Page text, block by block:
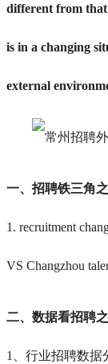
different from
is in a changing
external
一、招聘铁三角之
1. recruitment
VS Changzhou
二、数据看招聘
1、行业招聘数